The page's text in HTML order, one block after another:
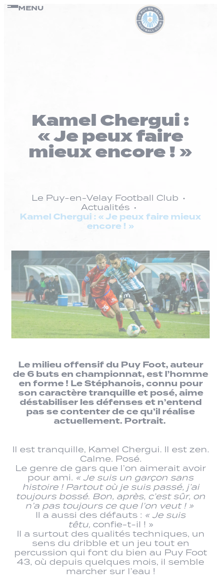
Passer
MENU
Kamel Chergui :
« Je peux faire
mieux encore ! »
Le Puy-en-Velay Football Club
Actualités
Kamel Chergui : « Je peux faire mieux
encore ! »
Le milieu offensif du Puy Foot, auteur
de 6 buts en championnat, est l’homme
en forme ! Le Stéphanois, connu pour
son caractère tranquille et posé, aime
déstabiliser les défenses et n’entend
pas se contenter de ce qu’il réalise
actuellement. Portrait.
Il est tranquille, Kamel Chergui. Il est zen.
Calme. Posé.
Le genre de gars que l’on aimerait avoir
pour ami. « Je suis un garçon sans
histoire ! Partout où je suis passé, j’ai
toujours bossé. Bon, après, c’est sûr, on
n’a pas toujours ce que l’on veut ! »
Il a aussi des défauts : « Je suis
têtu, confie-t-il ! »
Il a surtout des qualités techniques, un
sens du dribble et un jeu tout en
percussion qui font du bien au Puy Foot
43, où depuis quelques mois, il semble
marcher sur l’eau !
Panneau de gestion des cookies